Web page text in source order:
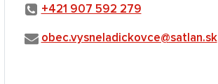
+421 907 592 279
obec.vysneladickovce@satlan.sk